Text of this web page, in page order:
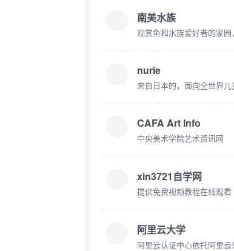
南美水族
观赏鱼和水族爱好者的家
nurie
来自日本的，面向全世界儿
CAFA Art Info
中央美术学院艺术资讯网
xin3721自学网
提供免费视频教程在线观看
阿里云大学